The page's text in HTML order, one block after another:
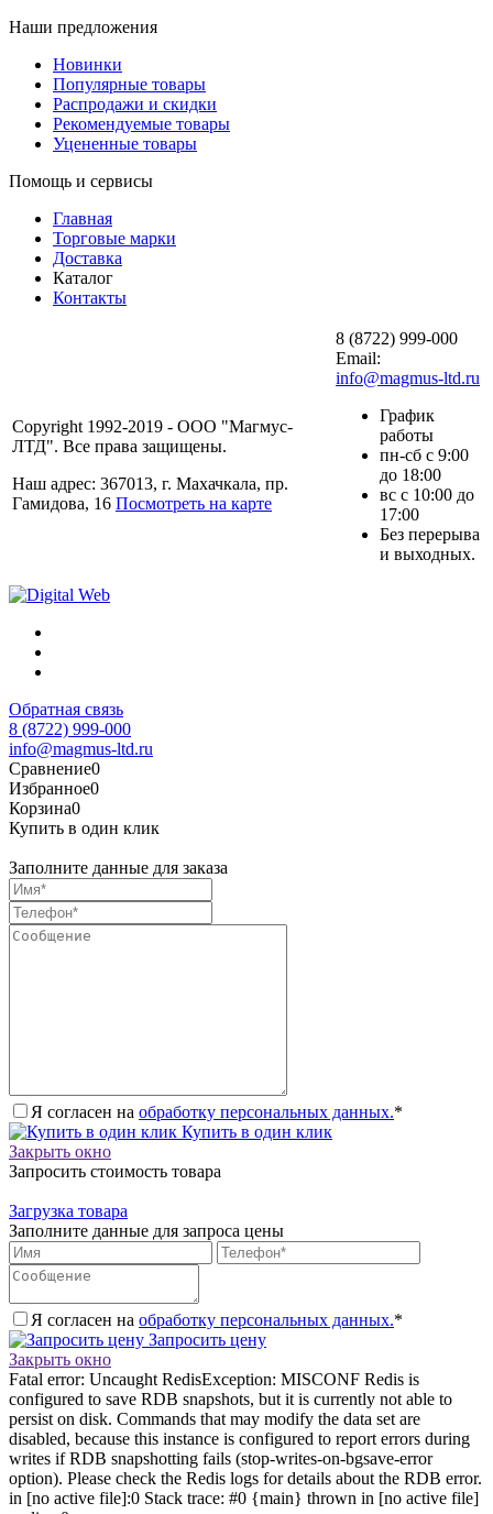
Наши предложения
Новинки
Популярные товары
Распродажи и скидки
Рекомендуемые товары
Уцененные товары
Помощь и сервисы
Главная
Торговые марки
Доставка
Каталог
Контакты
Copyright 1992-2019 - ООО "Магмус-
ЛТД". Все права защищены.
Наш адрес: 367013, г. Махачкала, пр.
Гамидова, 16 Посмотреть на карте
8 (8722) 999-000
Email:
info@magmus-ltd.ru
График
работы
пн-сб с 9:00
до 18:00
вс с 10:00 до
17:00
Без перерыва
и выходных.
Обратная связь
8 (8722) 999-000
info@magmus-ltd.ru
Сравнение0
Избранное0
Корзина0
Купить в один клик
Заполните данные для заказа
Я согласен на обработку персональных данных.*
Купить в один клик
Закрыть окно
Запросить стоимость товара
Загрузка товара
Заполните данные для запроса цены
Я согласен на обработку персональных данных.*
Запросить цену
Закрыть окно
Fatal error: Uncaught RedisException: MISCONF Redis is
configured to save RDB snapshots, but it is currently not able to
persist on disk. Commands that may modify the data set are
disabled, because this instance is configured to report errors during
writes if RDB snapshotting fails (stop-writes-on-bgsave-error
option). Please check the Redis logs for details about the RDB error.
in [no active file]:0 Stack trace: #0 {main} thrown in [no active file]